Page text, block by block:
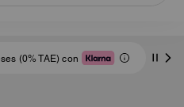
(0% TAE) con